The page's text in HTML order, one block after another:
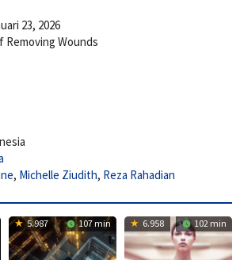
23, 2026
Removing Wounds
, Michelle Ziudith, Reza Rahadian
5.987 107 min 6.958 102 min